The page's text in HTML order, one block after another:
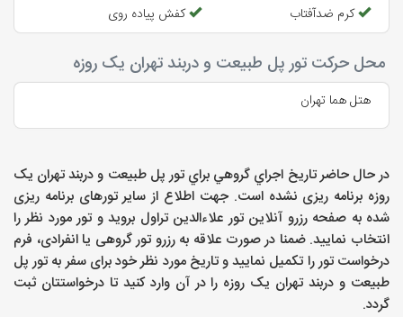
کرم ضدآفتاب
کفش پیاده روی
محل حرکت تور پل طبیعت و دربند تهران یک روزه
هتل هما تهران
در حال حاضر تاريخ اجراي گروهي براي تور پل طبیعت و دربند تهران یک
روزه برنامه ریزی نشده است. جهت اطلاع از سایر تورهای برنامه ریزی
شده به صفحه رزرو آنلاین تور علاءالدین تراول بروید و تور مورد نظر را
انتخاب نمایید. ضمنا در صورت علاقه به رزرو تور گروهی یا انفرادی، فرم
درخواست تور را تکمیل نمایید و تاریخ مورد نظر خود برای سفر به تور پل
طبیعت و دربند تهران یک روزه را در آن وارد کنید تا درخواستتان ثبت
گردد.